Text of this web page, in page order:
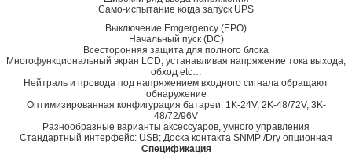
Само-испытание когда запуск UPS
Выключение Emgergency (EPO)
Начальный пуск (DC)
Всесторонняя защита для полного блока
Многофункциональный экран LCD, устанавливая напряжение тока выхода,
обход etc…
Нейтраль и провода под напряжением входного сигнала обращают
обнаружение
Оптимизированная конфигурация батареи: 1K-24V, 2K-48/72V, 3K-
48/72/96V
Разнообразные варианты аксессуаров, умного управления
Стандартный интерфейс: USB; Доска контакта SNMP /Dry опционная
Спецификация